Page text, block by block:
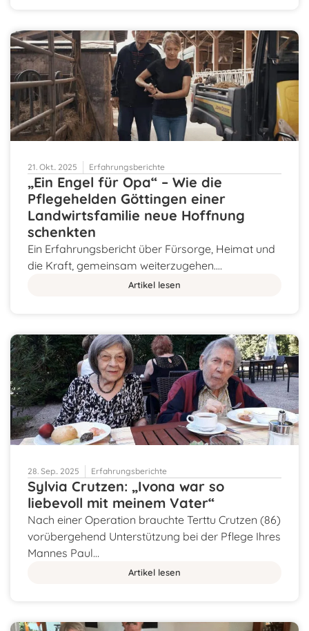
21. Okt.. 2025 Erfahrungsberichte
„Ein Engel für Opa“ – Wie die
Pflegehelden Göttingen einer
Landwirtsfamilie neue Hoffnung
schenkten
Ein Erfahrungsbericht über Fürsorge, Heimat und
die Kraft, gemeinsam weiterzugehen.…
Artikel lesen
28. Sep.. 2025 Erfahrungsberichte
Sylvia Crutzen: „Ivona war so
liebevoll mit meinem Vater“
Nach einer Operation brauchte Terttu Crutzen (86)
vorübergehend Unterstützung bei der Pflege Ihres
Mannes Paul…
Artikel lesen